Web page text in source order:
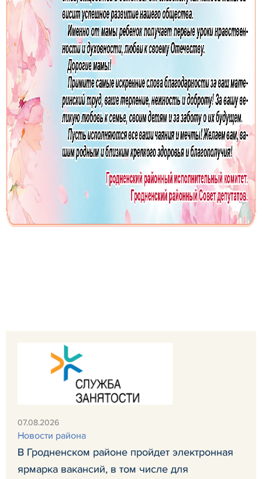
07.08.2026
Новости района
В Гродненском районе пройдет электронная
ярмарка вакансий, в том числе для